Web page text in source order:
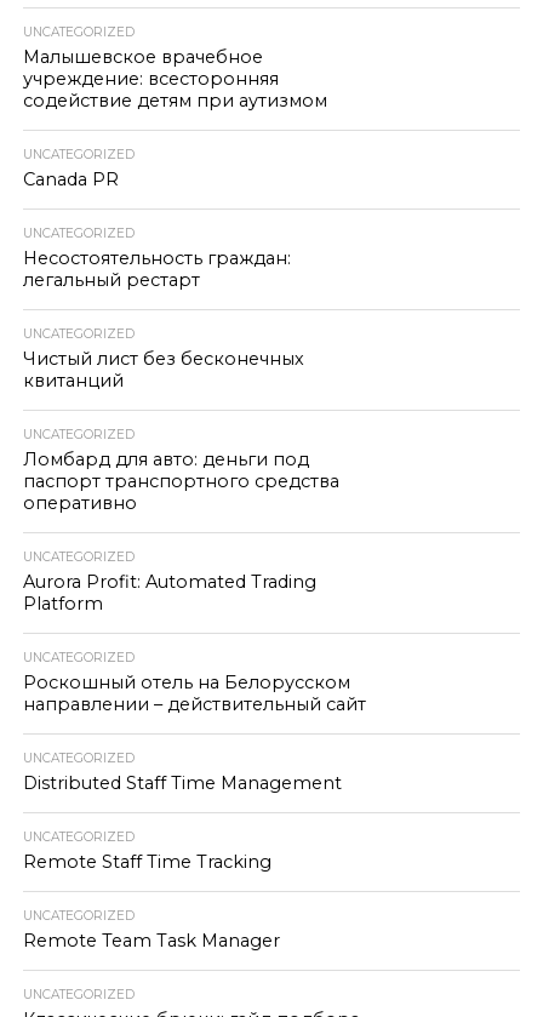
UNCATEGORIZED
Малышевское врачебное
учреждение: всесторонняя
содействие детям при аутизмом
UNCATEGORIZED
Canada PR
UNCATEGORIZED
Несостоятельность граждан:
легальный рестарт
UNCATEGORIZED
Чистый лист без бесконечных
квитанций
UNCATEGORIZED
Ломбард для авто: деньги под
паспорт транспортного средства
оперативно
UNCATEGORIZED
Aurora Profit: Automated Trading
Platform
UNCATEGORIZED
Роскошный отель на Белорусском
направлении – действительный сайт
UNCATEGORIZED
Distributed Staff Time Management
UNCATEGORIZED
Remote Staff Time Tracking
UNCATEGORIZED
Remote Team Task Manager
UNCATEGORIZED